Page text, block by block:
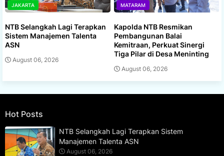
JAKARTA
NTB Selangkah Lagi Terapkan
Sistem Manajemen Talenta
ASN
August 06, 2026
MATARAM
Kapolda NTB Resmikan
Pembangunan Balai
Kemitraan, Perkuat Sinergi
Tiga Pilar di Desa Meninting
August 06, 2026
Hot Posts
NTB Selangkah Lagi Terapkan Sistem
Manajemen Talenta ASN
August 06, 2026